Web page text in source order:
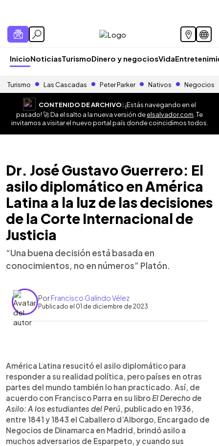
InicioNoticiasTurismoDinero y negociosVida
Turismo Las Cascadas Peter Parker Nativos Negocios
CONTENIDO DE ARCHIVO:¡Estás navegando en el
pasado! 🚀 Da el salto a la nueva versión deelsalvador.com . Te
invitamos a visitar el nuevo portal país donde coincidimos todos.
Dr. José Gustavo Guerrero: El
asilo diplomático en América
Latina a la luz de las decisiones
de la Corte Internacional de
Justicia
“Una buena decisión está basada en
conocimientos, no en números” Platón.
PorFrancisco Galindo Vélez
Publicado el 01 de diciembre de 2023
Escuchar artículo
América Latina resucitó el asilo diplomático para
responder a su realidad política, pero países en otras
partes del mundo también lo han practicado. Así, de
acuerdo con Francisco Parra en su libroEl Derecho de
Asilo: A los estudiantes del Perú, publicado en 1936,
entre 1841 y 1843 el Caballero d’Alborgo, Encargado de
Negocios de Dinamarca en Madrid, brindó asilo a
muchos adversarios de Esparpeto, y cuando sus